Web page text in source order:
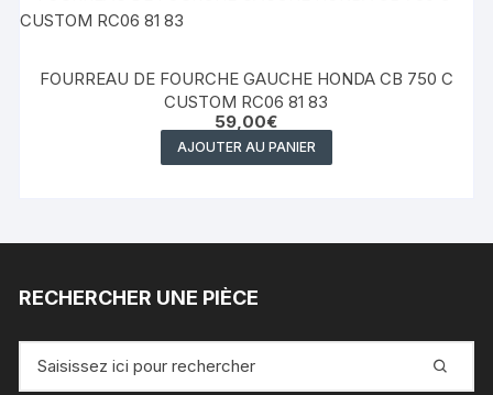
FOURREAU DE FOURCHE GAUCHE HONDA CB 750 C
CUSTOM RC06 81 83
59,00€
AJOUTER AU PANIER
RECHERCHER UNE PIÈCE
pour